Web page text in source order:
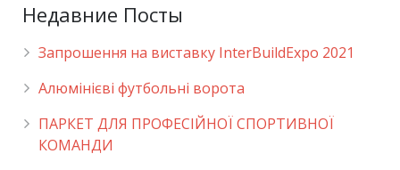
Недавние Посты
Запрошення на виставку InterBuildExpo 2021
Алюмінієві футбольні ворота
ПАРКЕТ ДЛЯ ПРОФЕСІЙНОЇ СПОРТИВНОЇ
КОМАНДИ